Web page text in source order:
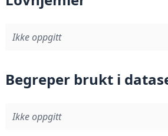
Ikke oppgitt
Begreper brukt i
Ikke oppgitt